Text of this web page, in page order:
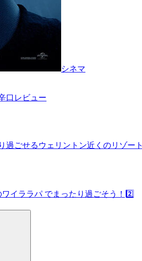
シネマ
口レビュー
過ごせるウェリントン近くのリゾート
イララパ でまったり過ごそう！2️⃣